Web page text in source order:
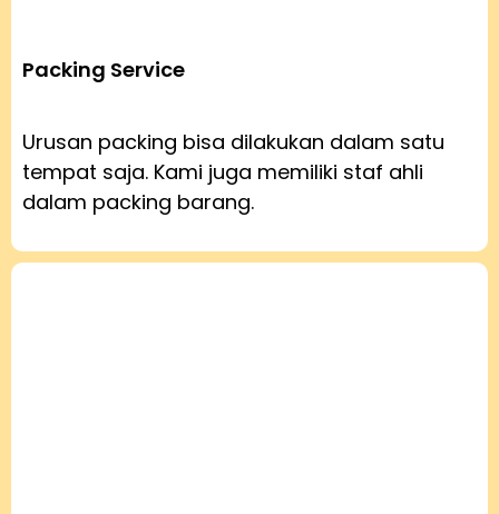
Packing Service
Urusan packing bisa dilakukan dalam satu
tempat saja. Kami juga memiliki staf ahli
dalam packing barang.